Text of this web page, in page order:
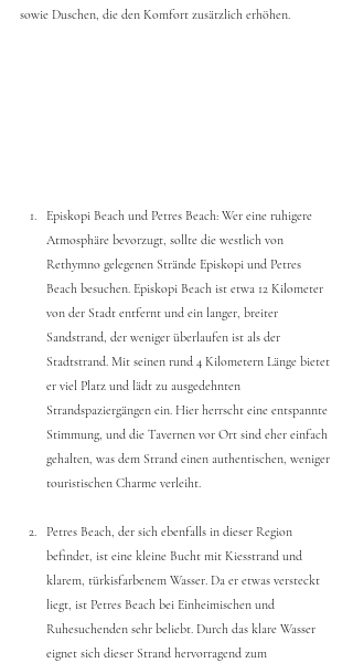
sowie Duschen, die den Komfort zusätzlich erhöhen.
Episkopi Beach und Petres Beach: Wer eine ruhigere
Atmosphäre bevorzugt, sollte die westlich von
Rethymno gelegenen Strände Episkopi und Petres
Beach besuchen. Episkopi Beach ist etwa 12 Kilometer
von der Stadt entfernt und ein langer, breiter
Sandstrand, der weniger überlaufen ist als der
Stadtstrand. Mit seinen rund 4 Kilometern Länge bietet
er viel Platz und lädt zu ausgedehnten
Strandspaziergängen ein. Hier herrscht eine entspannte
Stimmung, und die Tavernen vor Ort sind eher einfach
gehalten, was dem Strand einen authentischen, weniger
touristischen Charme verleiht.
Petres Beach, der sich ebenfalls in dieser Region
befindet, ist eine kleine Bucht mit Kiesstrand und
klarem, türkisfarbenem Wasser. Da er etwas versteckt
liegt, ist Petres Beach bei Einheimischen und
Ruhesuchenden sehr beliebt. Durch das klare Wasser
eignet sich dieser Strand hervorragend zum